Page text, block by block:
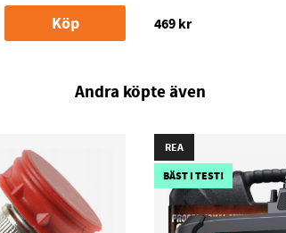
Köp 469 kr
Andra köpte även
REA
BÄST I TEST!